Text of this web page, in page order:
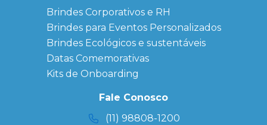
Brindes
Corporativos
Copos Térmicos
Personalizados
Datas Especiais
Ecobag
Personalizada
Kits
Brindes Corporativos e RH
Brindes para Eventos Personalizados
Brindes Ecológicos e sustentáveis
Datas Comemorativas
Kits de Onboarding
Fale Conosco
(11) 98808-1200